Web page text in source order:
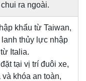
ra ngoài.
khẩu từ Taiwan,
thủy lực nhập
Italia.
tại vị trí đuôi xe,
khóa an toàn,